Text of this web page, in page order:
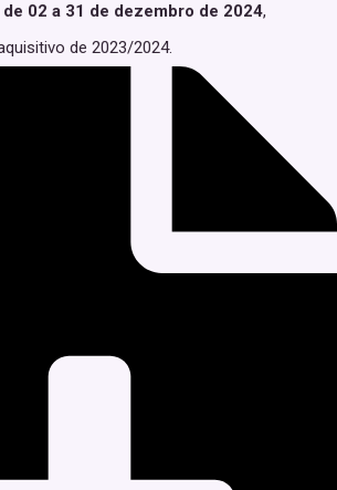
02 a 31 de dezembro de 2024,
de 2023/2024.